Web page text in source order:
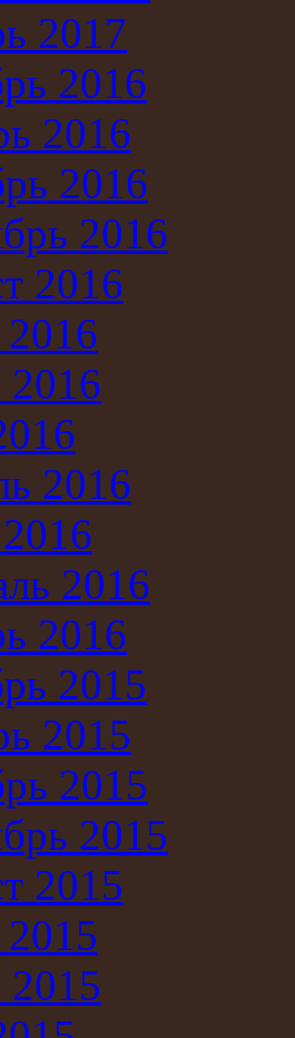
2017
2016
2016
2016
2016
2016
2016
2016
2016
2015
2015
2015
2015
2015